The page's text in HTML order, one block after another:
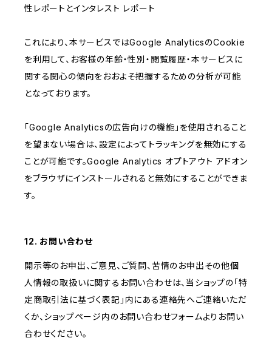
性レポートとインタレスト レポート
これにより、本サービスではGoogle AnalyticsのCookie
を利用して、お客様の年齢・性別・閲覧履歴・本サービスに
関する関心の傾向をおおよそ把握するための分析が可能
となっております。
「Google Analyticsの広告向けの機能」を使用されること
を望まない場合は、設定によってトラッキングを無効にする
ことが可能です。Google Analytics オプトアウト アドオン
をブラウザにインストールされると無効にすることができま
す。
12. お問い合わせ
開示等のお申出、ご意見、ご質問、苦情のお申出その他個
人情報の取扱いに関するお問い合わせは、当ショップの「特
定商取引法に基づく表記」内にある連絡先へご連絡いただ
くか、ショップページ内のお問い合わせフォームよりお問い
合わせください。